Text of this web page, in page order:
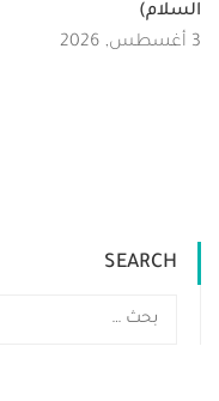
السلام)
3 أغسطس, 2026
SEARCH